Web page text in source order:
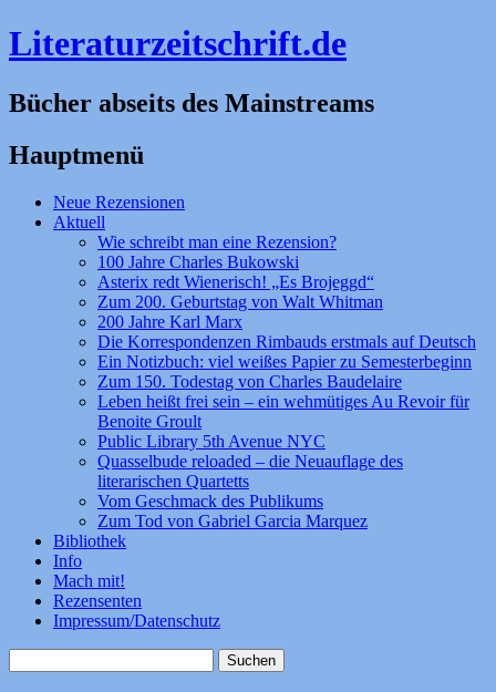
Literaturzeitschrift.de
Bücher abseits des Mainstreams
Hauptmenü
Zum
Inhalt
Neue Rezensionen
Aktuell
Wie schreibt man eine Rezension?
100 Jahre Charles Bukowski
Asterix redt Wienerisch! „Es Brojeggd“
Zum 200. Geburtstag von Walt Whitman
200 Jahre Karl Marx
Die Korrespondenzen Rimbauds erstmals auf Deutsch
Ein Notizbuch: viel weißes Papier zu Semesterbeginn
Zum 150. Todestag von Charles Baudelaire
Leben heißt frei sein – ein wehmütiges Au Revoir für
Benoite Groult
Public Library 5th Avenue NYC
Quasselbude reloaded – die Neuauflage des
literarischen Quartetts
Vom Geschmack des Publikums
Zum Tod von Gabriel Garcia Marquez
Bibliothek
Info
Mach mit!
Rezensenten
Impressum/Datenschutz
nach: